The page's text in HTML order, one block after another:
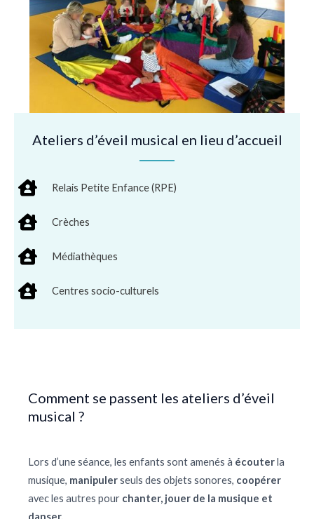
Ateliers d’éveil musical en lieu d’accueil
Relais Petite Enfance (RPE)
Crèches
Médiathèques
Centres socio-culturels
Comment se passent les ateliers d’éveil
musical ?
Lors d’une séance, les enfants sont amenés à écouterla
musique, manipulerseuls des objets sonores, coopérer
avec les autres pour chanter, jouer de la musique et